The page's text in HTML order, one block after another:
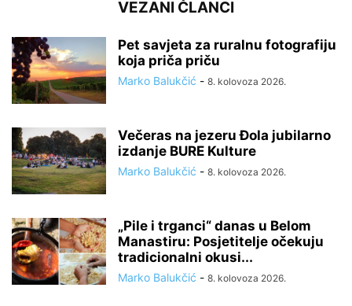
VEZANI ČLANCI
Pet savjeta za ruralnu fotografiju
koja priča priču
Marko Balukčić - 8. kolovoza 2026.
Večeras na jezeru Đola jubilarno
izdanje BURE Kulture
Marko Balukčić - 8. kolovoza 2026.
„Pile i trganci“ danas u Belom
Manastiru: Posjetitelje očekuju
tradicionalni okusi...
Marko Balukčić - 8. kolovoza 2026.